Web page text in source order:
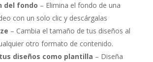
del fondo – Elimina el fondo de una
con un solo clic y descárgalas
– Cambia el tamaño de tus diseños al
otro formato de contenido.
diseños como plantilla – Diseña